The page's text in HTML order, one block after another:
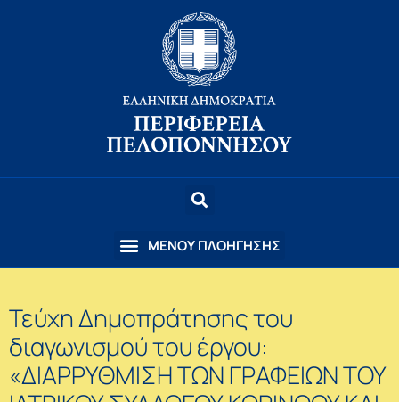
Τεύχη Δημοπράτησης του
διαγωνισμού του έργου:
«ΔΙΑΡΡΥΘΜΙΣΗ ΤΩΝ ΓΡΑΦΕΙΩΝ ΤΟΥ